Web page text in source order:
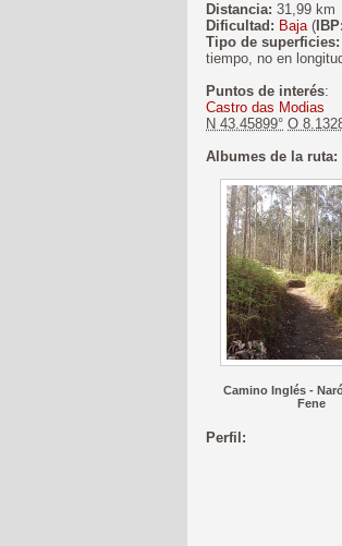
Distancia: 31,99 km
Dificultad: Baja(
Tipo de superficies:
tiempo, no en
Puntos de interés:
Castro das Modias
N 43.45899° O
Albumes de la ruta:
Camino Inglés -
Fene
Perfil: